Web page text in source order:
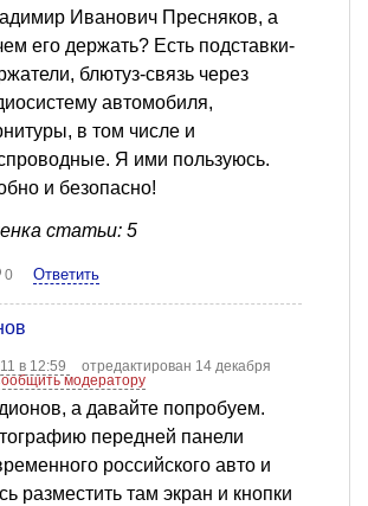
Иванович Пресняков, а
его держать? Есть подставки-
блютуз-связь через
автомобиля,
в том числе и
Я ими пользуюсь.
и безопасно!
статьи: 5
0 Ответить
в 12:59
отредактирован 14 декабря
модератору
а давайте попробуем.
передней панели
российского авто и
разместить там экран и кнопки